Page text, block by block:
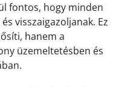
fontos, hogy minden
visszaigazoljanak. Ez
hanem a
üzemeltetésben és